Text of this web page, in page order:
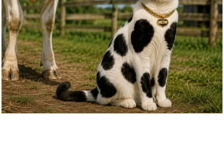
Disclosure Day - Der Tag der W...
Anzeige